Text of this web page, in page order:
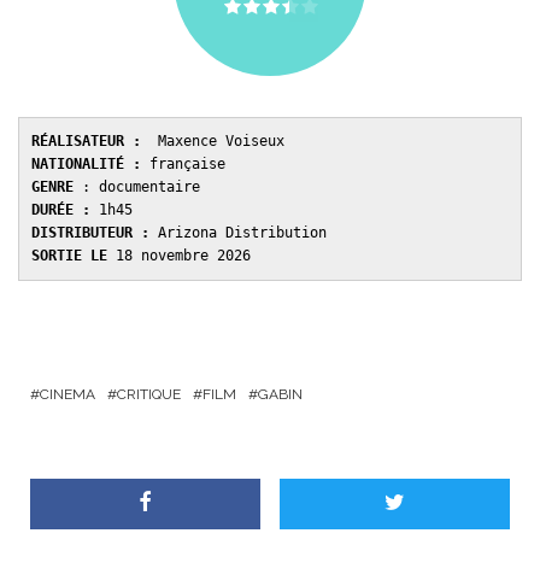
RÉALISATEUR :
  Maxence Voiseux
NATIONALITÉ :
française
GENRE
: documentaire
DURÉE : 1h45
DISTRIBUTEUR : Arizona Distribution
SORTIE LE 18 novembre 2026
CINEMA CRITIQUE FILM GABIN